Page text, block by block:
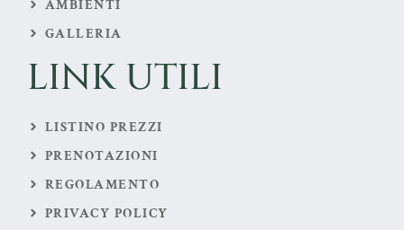
AMBIENTI
GALLERIA
LINK UTILI
LISTINO PREZZI
PRENOTAZIONI
REGOLAMENTO
PRIVACY POLICY